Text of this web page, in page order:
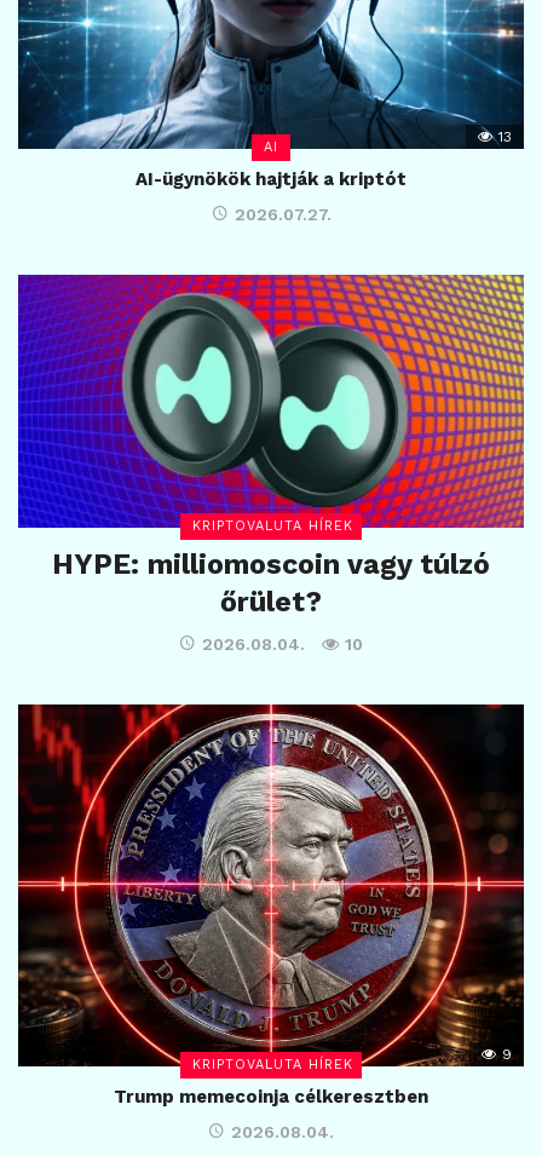
AI
13
AI-ügynökök hajtják a kriptót
2026.07.27.
KRIPTOVALUTA HÍREK
HYPE: milliomoscoin vagy túlzó
őrület?
2026.08.04. 10
KRIPTOVALUTA HÍREK
9
Trump memecoinja célkeresztben
2026.08.04.